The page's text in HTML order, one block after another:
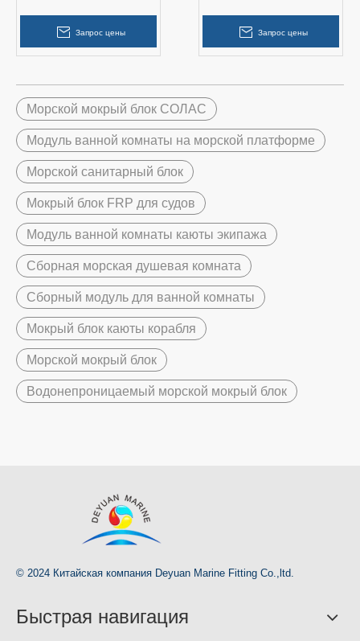
Запрос цены Запрос цены
Морской мокрый блок СОЛАС
Модуль ванной комнаты на морской платформе
Морской санитарный блок
Мокрый блок FRP для судов
Модуль ванной комнаты каюты экипажа
Сборная морская душевая комната
Сборный модуль для ванной комнаты
Мокрый блок каюты корабля
Морской мокрый блок
Водонепроницаемый морской мокрый блок
© 2024 Китайская компания Deyuan Marine Fitting Co.,ltd.
Быстрая навигация